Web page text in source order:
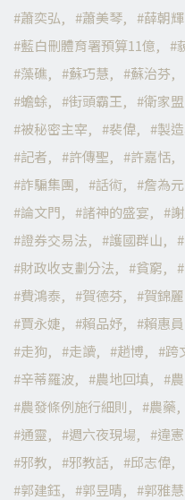
蕭奕弘
蕭美琴 薛朝輝
藍白刪體育署預算11億
藻礁
蘇巧慧 蘇治芬
蟾蜍
街頭霸王 衛家盟
被秘密主宰
裴偉 製
記者
許傳聖 許嘉恬
詐騙集團
話術 詹為元
論文門
諸神的盛宴
證券交易法
護國群山
財政收支劃分法
貧窮
費鴻泰
賀德芬 賀錦麗
賈永婕
賴品妤 賴惠員
走狗
走讀 趙博 跨
辛蒂羅波
農地回填
農發條例施行細則
農藥
通靈
週六夜現場 違憲
邪教
邪教話 邱志偉
郭建鈺
郭昱晴 郭雅慧